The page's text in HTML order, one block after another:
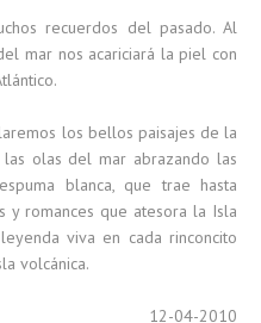
recuerdos del pasado. Al
mar nos acariciará la piel con
los bellos paisajes de la
olas del mar abrazando las
blanca, que trae hasta
y romances que atesora la Isla
viva en cada rinconcito
volcánica.
12-04-2010